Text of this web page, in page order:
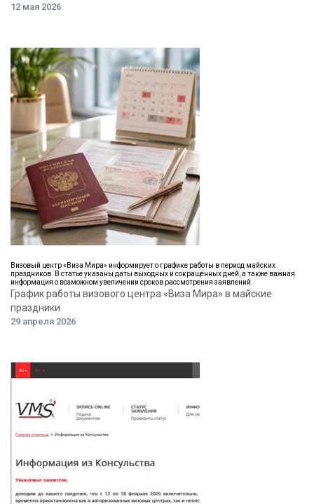
12 мая 2026
Визовый центр «Виза Мира» информирует о графике работы в период майских
праздников. В статье указаны даты выходных и сокращённых дней, а также важная
информация о возможном увеличении сроков рассмотрения заявлений.
График работы визового центра «Виза Мира» в майские
праздники
29 апреля 2026